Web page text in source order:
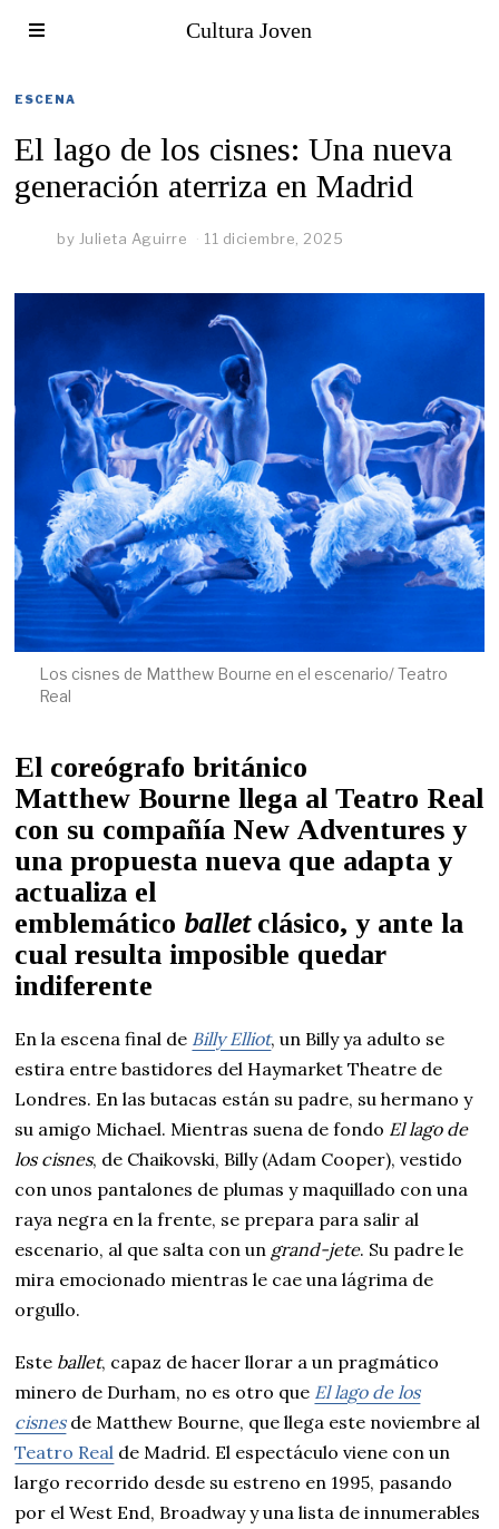
Cultura Joven
ESCENA
El lago de los cisnes: Una nueva
generación aterriza en Madrid
by Julieta Aguirre 11 diciembre, 2025
Los cisnes de Matthew Bourne en el escenario/ Teatro
Real
El coreógrafo británico
Matthew Bourne llega al Teatro Real
con su compañía New Adventures y
una propuesta nueva que adapta y
actualiza el
emblemático ballet clásico, y ante la
cual resulta imposible quedar
indiferente
En la escena final de Billy Elliot, un Billy ya adulto se
estira entre bastidores del Haymarket Theatre de
Londres. En las butacas están su padre, su hermano y
su amigo Michael. Mientras suena de fondo El lago de
los cisnes, de Chaikovski, Billy (Adam Cooper), vestido
con unos pantalones de plumas y maquillado con una
raya negra en la frente, se prepara para salir al
escenario, al que salta con un grand-jete. Su padre le
mira emocionado mientras le cae una lágrima de
orgullo.
Este ballet, capaz de hacer llorar a un pragmático
minero de Durham, no es otro que El lago de los
cisnesde Matthew Bourne, que llega este noviembre al
Teatro Real de Madrid. El espectáculo viene con un
largo recorrido desde su estreno en 1995, pasando
por el West End, Broadway y una lista de innumerables